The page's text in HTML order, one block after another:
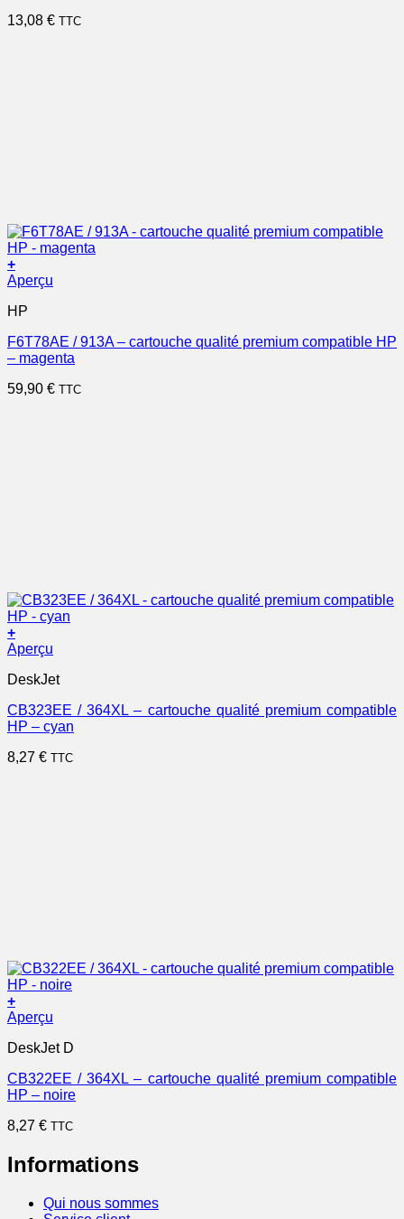
13,08 € TTC
+
Aperçu
HP
F6T78AE / 913A – cartouche qualité premium compatible HP
– magenta
59,90 € TTC
+
Aperçu
DeskJet
CB323EE / 364XL – cartouche qualité premium compatible
HP – cyan
8,27 € TTC
+
Aperçu
DeskJet D
CB322EE / 364XL – cartouche qualité premium compatible
HP – noire
8,27 € TTC
Informations
Qui nous sommes